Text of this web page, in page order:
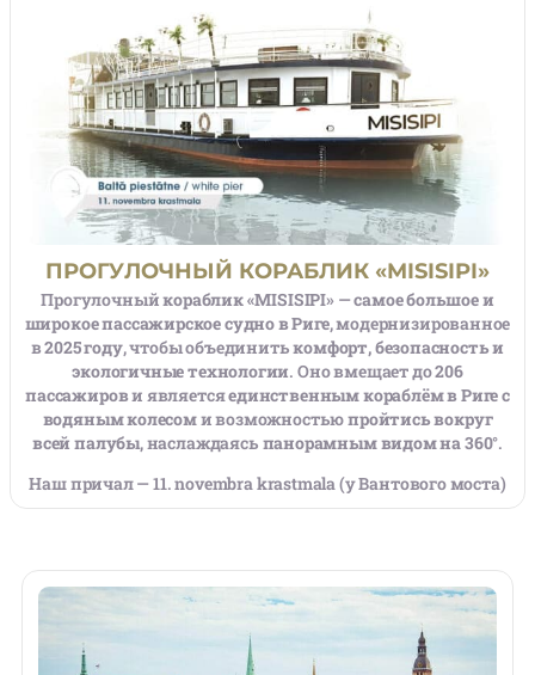
ПРОГУЛОЧНЫЙ КОРАБЛИК «MISISIPI»
Прогулочныйкораблик «MISISIPI»—самое большое и
широкое пассажирское судно в Риге, модернизированное
в2025 году, чтобы объединитькомфорт, безопасность и
экологичные технологии. Оно вмещает до206
пассажирови являетсяединственным кораблём в Риге с
водяным колесоми возможностьюпройтись вокруг
всей палубы, наслаждаясь панорамным видом на 360°.
Наш причал — 11. novembra krastmala (у Вантового моста)